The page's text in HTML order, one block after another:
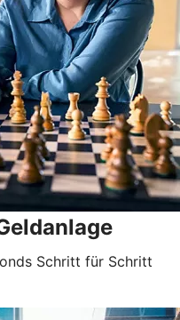
Schritt für Schritt